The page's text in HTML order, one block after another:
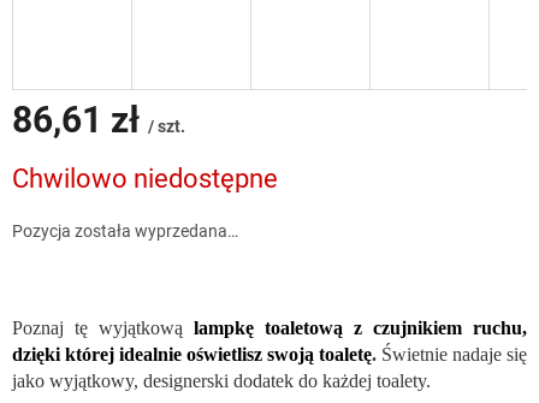
86,61 zł / szt.
jednostkowa:
Chwilowo niedostępne
Pozycja została wyprzedana…
Poznaj tę wyjątkową lampkę toaletową z czujnikiem ruchu,
dzięki której idealnie oświetlisz swoją toaletę. Świetnie nadaje się
jako wyjątkowy, designerski dodatek do każdej toalety.